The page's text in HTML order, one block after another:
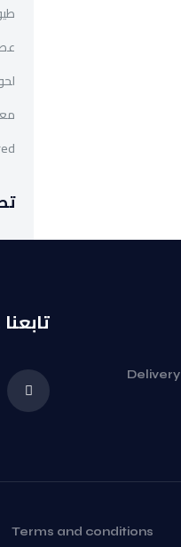
Delivery
Terms and conditions